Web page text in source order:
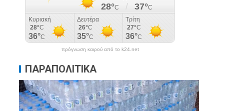
πρόγνωση καιρού από το k24.net
ΠΑΡΑΠΟΛΙΤΙΚΑ